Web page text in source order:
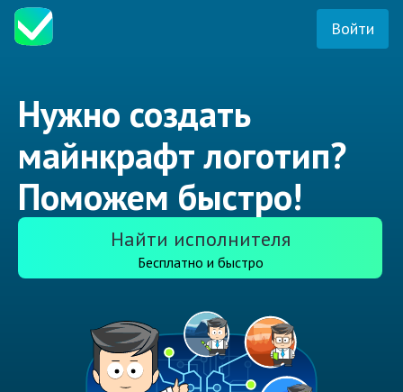
Войти
Нужно создать
майнкрафт логотип?
Поможем быстро!
Найти исполнителя
Бесплатно и быстро